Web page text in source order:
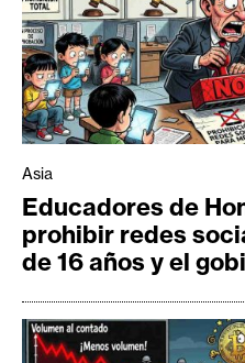
Asia
Educadores de
prohibir redes
de 16 años y el